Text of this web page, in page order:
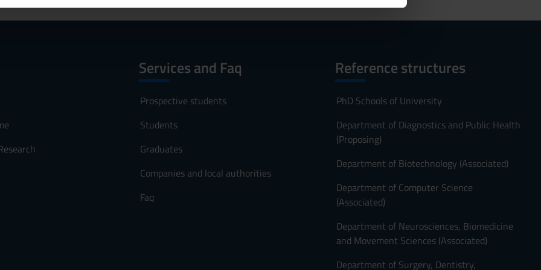
Services and Faq
Prospective students
Students
Graduates
Companies and local authorities
Faq
Reference structures
PhD Schools of University
Department of Diagnostics and Public Health
(Proposing)
Department of Biotechnology (Associated)
Department of Computer Science
(Associated)
Department of Neurosciences, Biomedicine
and Movement Sciences (Associated)
Department of Surgery, Dentistry,